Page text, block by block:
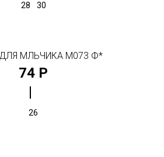
28 30
МЛЬЧИКА М073 Ф*
74 Р
26